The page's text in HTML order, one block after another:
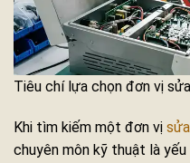
Tiêu chí lựa chọn đơn vị
Khi tìm kiếm một đơn vị
chuyên môn kỹ thuật là